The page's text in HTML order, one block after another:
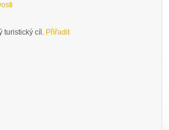
turistický cíl. Přiřadit